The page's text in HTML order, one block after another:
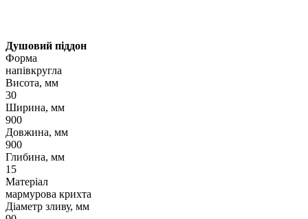
Душовий піддон
Форма
напівкругла
Висота, мм
30
Ширина, мм
900
Довжина, мм
900
Глибина, мм
15
Матеріал
мармурова крихта
Діаметр зливу, мм